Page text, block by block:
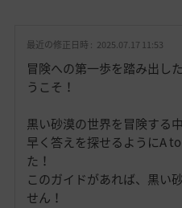
最近の修正日時 : 2025.07.17 11:53
冒険への第一歩を踏み出し
うこそ！
黒い砂漠の世界を冒険する
早く答えを探せるようにA
た！
このガイドがあれば、黒い
せん！